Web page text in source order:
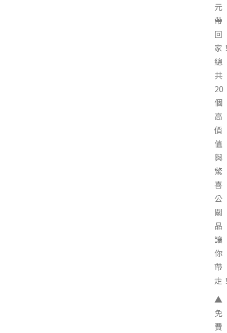
元
帶
回
家
總
共
20
個
高
價
值
與
驚
喜
公
關
品
讓
你
帶
走
▲
免
費